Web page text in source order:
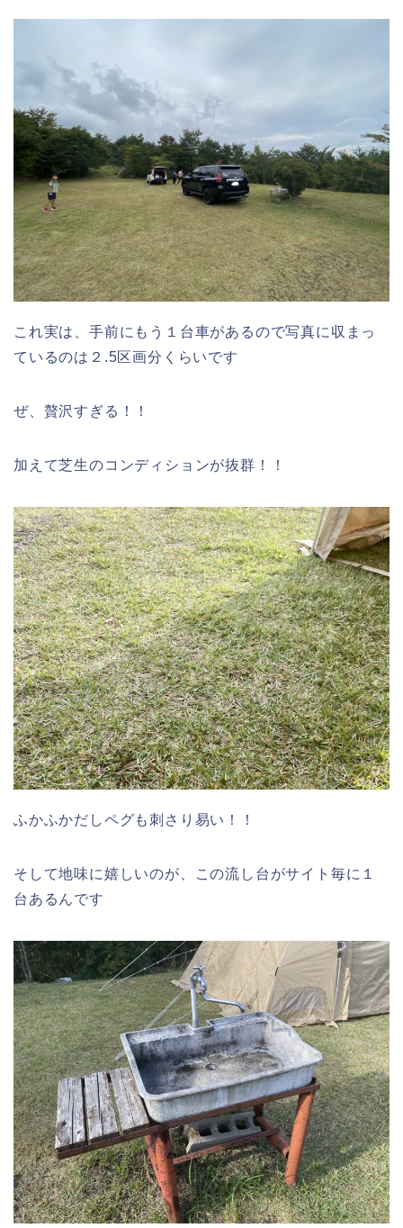
これ実は、手前にもう１台車があるので写真に収まっ
ているのは２.5区画分くらいです
ぜ、贅沢すぎる！！
加えて芝生のコンディションが抜群！！
ふかふかだしペグも刺さり易い！！
そして地味に嬉しいのが、この流し台がサイト毎に１
台あるんです